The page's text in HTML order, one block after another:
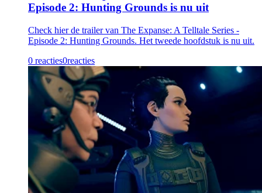
Episode 2: Hunting Grounds is nu uit
Check hier de trailer van The Expanse: A Telltale Series -
Episode 2: Hunting Grounds. Het tweede hoofdstuk is nu uit.
0 reacties0reacties